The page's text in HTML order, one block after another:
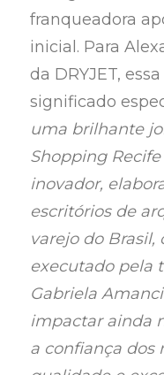
franqueadora
inicial. Para
da DRYJET,
significado
uma brilhante
Shopping
inovador,
escritórios de
varejo do Brasil,
executado pela
Gabriela
impactar ainda
a confiança dos